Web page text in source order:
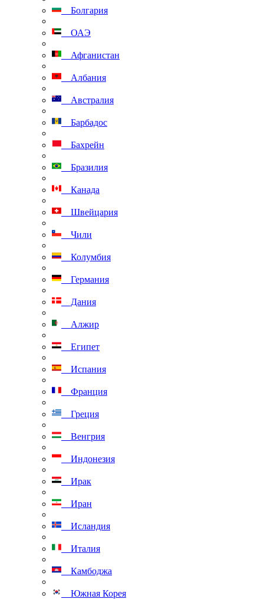
Болгария
ОАЭ
Афганистан
Албания
Австралия
Барбадос
Бахрейн
Бразилия
Канада
Швейцария
Чили
Колумбия
Германия
Дания
Алжир
Египет
Испания
Франция
Греция
Венгрия
Индонезия
Ирак
Иран
Исландия
Италия
Камбоджа
Южная Корея